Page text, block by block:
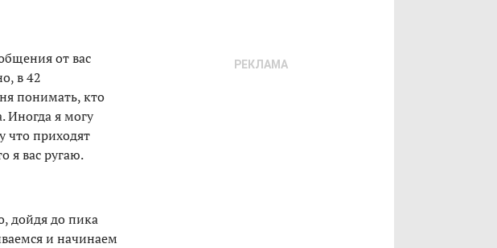
от вас
в 42
понимать, кто
Иногда я могу
что приходят
я вас ругаю.
дойдя до пика
и начинаем